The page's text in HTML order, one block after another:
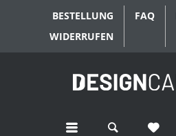
BESTELLUNG
WIDERRUFEN
FAQ